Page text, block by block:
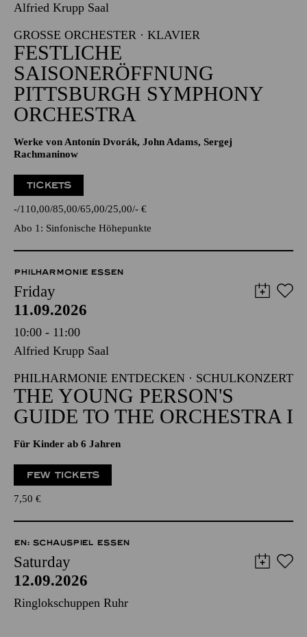
Alfried Krupp Saal
GROSSE ORCHESTER · KLAVIER
FESTLICHE
SAISONERÖFFNUNG
PITTSBURGH SYMPHONY
ORCHESTRA
Werke von Antonín Dvorák, John Adams, Sergej
Rachmaninow
TICKETS
- 110,00 85,00 65,00 25,00 - €
Abo 1: Sinfonische Höhepunkte
PHILHARMONIE ESSEN
Friday
11.09.2026
10:00 - 11:00
Alfried Krupp Saal
PHILHARMONIE ENTDECKEN · SCHULKONZERT
THE YOUNG PERSON'S
GUIDE TO THE ORCHESTRA I
Für Kinder ab 6 Jahren
FEW TICKETS
7,50 €
EN: SCHAUSPIEL ESSEN
Saturday
12.09.2026
Ringlokschuppen Ruhr